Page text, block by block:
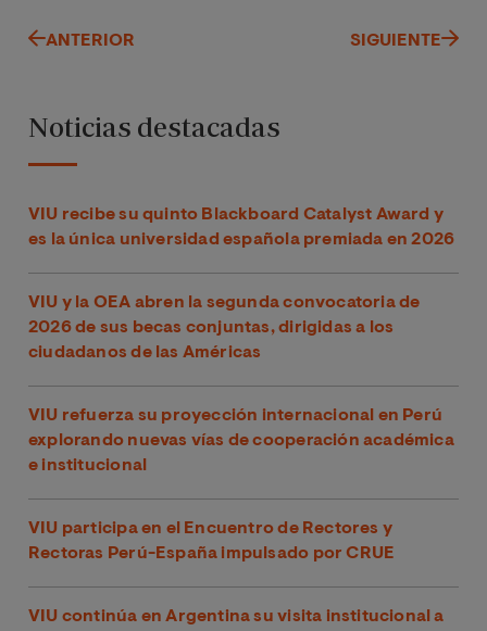
ANTERIOR SIGUIENTE
Noticias destacadas
VIU recibe su quinto Blackboard Catalyst Award y
es la única universidad española premiada en 2026
VIU y la OEA abren la segunda convocatoria de
2026 de sus becas conjuntas, dirigidas a los
ciudadanos de las Américas
VIU refuerza su proyección internacional en Perú
explorando nuevas vías de cooperación académica
e institucional
VIU participa en el Encuentro de Rectores y
Rectoras Perú-España impulsado por CRUE
VIU continúa en Argentina su visita institucional a